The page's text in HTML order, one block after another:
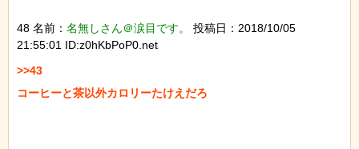
48 名前： 名無しさん＠涙目です。
投稿日：2018/10/05
21:55:01 ID:z0hKbPoP0.net
>>43
コーヒーと茶以外カロリーたけえだろ